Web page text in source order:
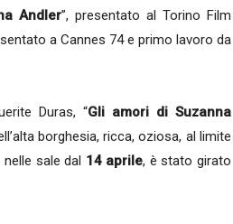
Andler”, presentato al Torino Film
a Cannes 74 e primo lavoro da
Duras, “Gli amori di Suzanna
borghesia, ricca, oziosa, al limite
sale dal 14 aprile, è stato girato